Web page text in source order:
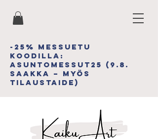
-25% MESSUETU
koodiLLA:
asuntomessut25 (9.8.
saakka – myös
tilAUSTAIDE)